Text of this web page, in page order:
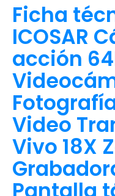
Ficha
ICOSAR
acción
Video
Vivo 18X